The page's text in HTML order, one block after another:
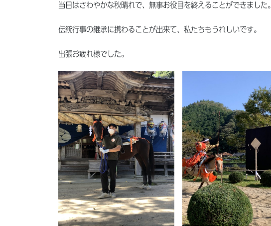
当日はさわやかな秋晴れで、無事お役目を終えることができました。
伝統行事の継承に携わることが出来て、私たちもうれしいです。
出張お疲れ様でした。